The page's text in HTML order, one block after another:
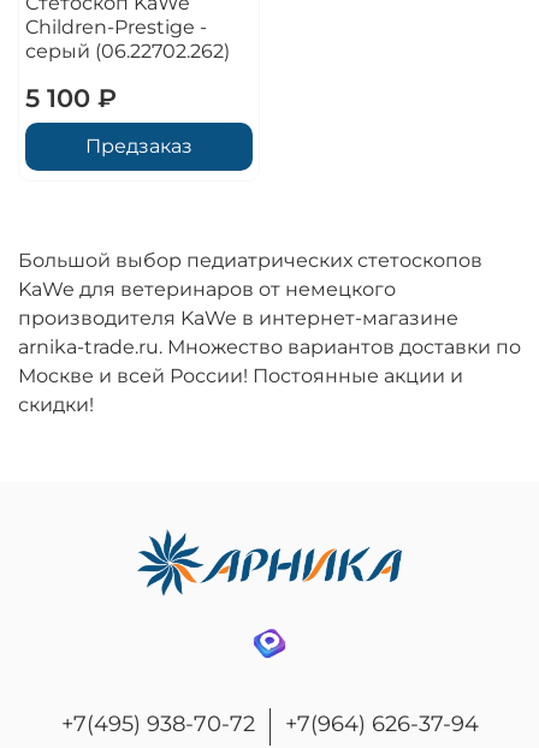
Children-Prestige -
серый (06.22702.262)
5 100 ₽
Предзаказ
Большой выбор педиатрических стетоскопов
KaWe для ветеринаров от немецкого
производителя KaWe в интернет-магазине
arnika-trade.ru. Множество вариантов доставки по
Москве и всей России! Постоянные акции и
скидки!
+7(495) 938-70-72
+7(964) 626-37-94